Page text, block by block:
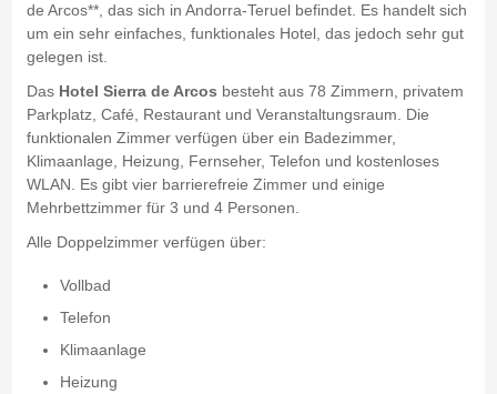
de Arcos**, das sich in Andorra-Teruel befindet. Es handelt sich
um ein sehr einfaches, funktionales Hotel, das jedoch sehr gut
gelegen ist.
Das Hotel Sierra de Arcos besteht aus 78 Zimmern, privatem
Parkplatz, Café, Restaurant und Veranstaltungsraum. Die
funktionalen Zimmer verfügen über ein Badezimmer,
Klimaanlage, Heizung, Fernseher, Telefon und kostenloses
WLAN. Es gibt vier barrierefreie Zimmer und einige
Mehrbettzimmer für 3 und 4 Personen.
Alle Doppelzimmer verfügen über:
Vollbad
Telefon
Klimaanlage
Heizung